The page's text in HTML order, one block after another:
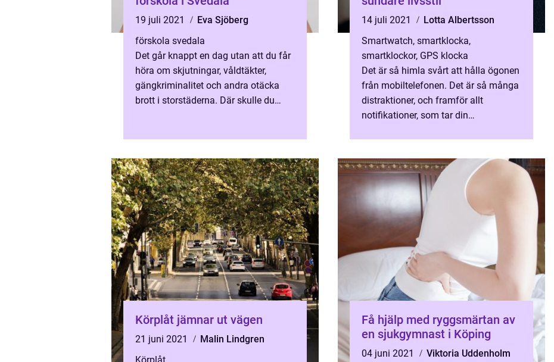
19 juli 2021
Eva Sjöberg
förskola svedala
Det går knappt en dag utan att du får
höra om skjutningar, våldtäkter,
gängkriminalitet och andra otäcka
brott i storstäderna. Där skulle du
14 juli 2021
Lotta Albertsson
Smartwatch, smartklocka,
smartklockor, GPS klocka
Det är så himla svårt att hålla ögonen
från mobiltelefonen. Det är så många
distraktioner, och framför allt
notifikationer, som tar din
Körplåt jämnar ut vägen
21 juni 2021
Malin Lindgren
Få hjälp med ryggsmärtan av
en sjukgymnast i Köping
04 juni 2021 Viktoria Uddenholm